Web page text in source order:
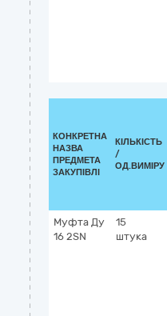
КОНКРЕТНА
НАЗВА
ПРЕДМЕТА
ЗАКУПІВЛІ
КІЛЬКІСТЬ
/
ОД.ВИМІРУ
Муфта Ду
16 2SN
15
штука